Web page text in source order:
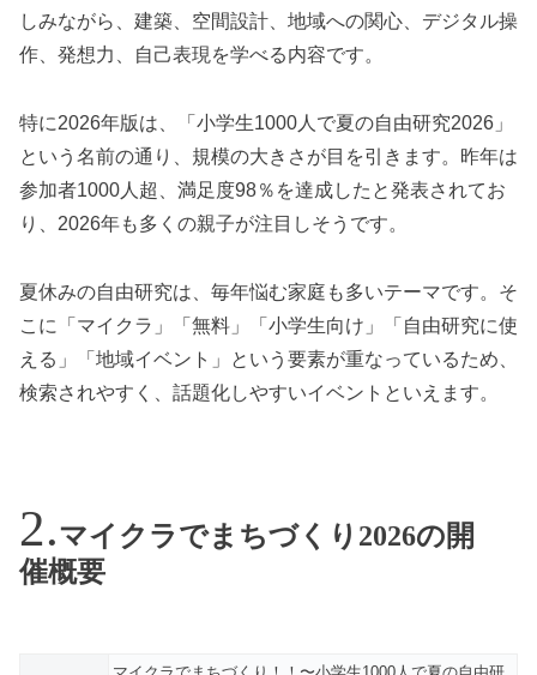
しみながら、建築、空間設計、地域への関心、デジタル操
作、発想力、自己表現を学べる内容です。
特に2026年版は、「小学生1000人で夏の自由研究2026」
という名前の通り、規模の大きさが目を引きます。昨年は
参加者1000人超、満足度98％を達成したと発表されてお
り、2026年も多くの親子が注目しそうです。
夏休みの自由研究は、毎年悩む家庭も多いテーマです。そ
こに「マイクラ」「無料」「小学生向け」「自由研究に使
える」「地域イベント」という要素が重なっているため、
検索されやすく、話題化しやすいイベントといえます。
マイクラでまちづくり2026の開
催概要